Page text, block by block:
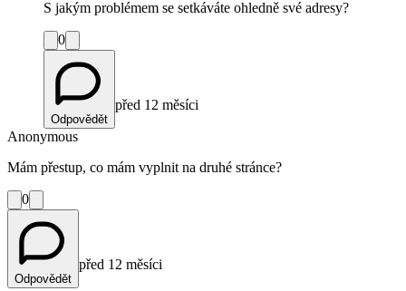
S jakým problémem se setkáváte ohledně své adresy?
0
Odpovědět
před 12 měsíci
Anonymous
Mám přestup, co mám vyplnit na druhé stránce?
0
Odpovědět
před 12 měsíci